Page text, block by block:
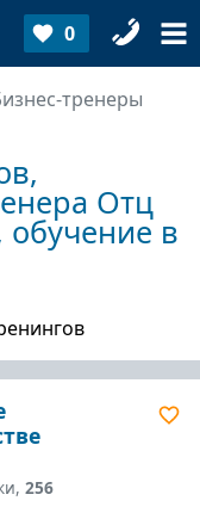
0
тренеры
Отц
обучение в
256